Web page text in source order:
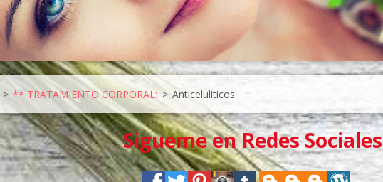
> ** TRATAMIENTO CORPORAL: > Anticeluliticos
Sigueme en Redes Sociales